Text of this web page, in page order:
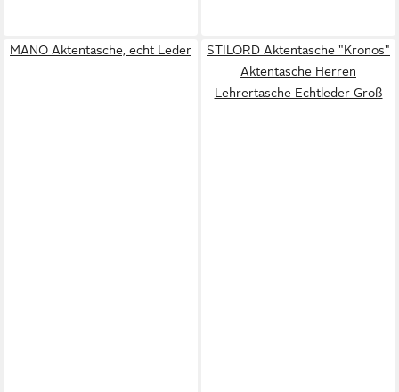
MANO Aktentasche, echt Leder
STILORD Aktentasche "Kronos"
Aktentasche Herren
Lehrertasche Echtleder Groß